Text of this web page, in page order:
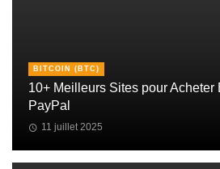
BITCOIN (BTC)
10+ Meilleurs Sites pour Acheter
PayPal
11 juillet 2025